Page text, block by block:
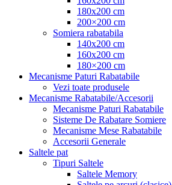
180x200 cm
200×200 cm
Somiera rabatabila
140x200 cm
160x200 cm
180×200 cm
Mecanisme Paturi Rabatabile
Vezi toate produsele
Mecanisme Rabatabile/Accesorii
Mecanisme Paturi Rabatabile
Sisteme De Rabatare Somiere
Mecanisme Mese Rabatabile
Accesorii Generale
Saltele pat
Tipuri Saltele
Saltele Memory